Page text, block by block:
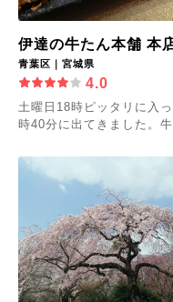
伊達の牛たん本舗 本
青葉区｜宮城県
4.0
土曜日18時ピッタリに入
時40分に出てきました。